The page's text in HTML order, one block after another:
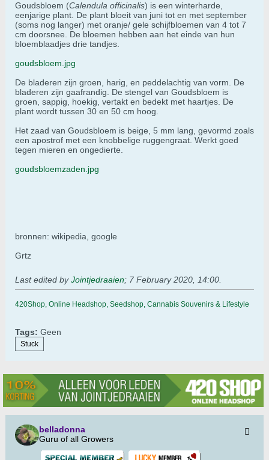
Goudsbloem (Calendula officinalis) is een winterharde,
eenjarige plant. De plant bloeit van juni tot en met september
(soms nog langer) met oranje/ gele schijfbloemen van 4 tot 7
cm doorsnee. De bloemen hebben aan het einde van hun
bloemblaadjes drie tandjes.
goudsbloem.jpg
De bladeren zijn groen, harig, en peddelachtig van vorm. De
bladeren zijn gaafrandig. De stengel van Goudsbloem is
groen, sappig, hoekig, vertakt en bedekt met haartjes. De
plant wordt tussen 30 en 50 cm hoog.
Het zaad van Goudsbloem is beige, 5 mm lang, gevormd zoals
een apostrof met een knobbelige ruggengraat. Werkt goed
tegen mieren en ongedierte.
goudsbloemzaden.jpg
bronnen: wikipedia, google
Grtz
Last edited byJointjedraaien; 7 February 2020, 14:00
420Shop, Online Headshop, Seedshop, Cannabis Souvenirs & Lifestyle
Tags: Geen
Stuck
belladonna
Guru of all Growers